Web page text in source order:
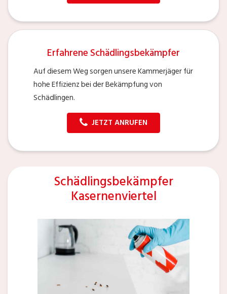
Erfahrene Schädlingsbekämpfer
Auf diesem Weg sorgen unsere Kammerjäger für
hohe Effizienz bei der Bekämpfung von
Schädlingen.
JETZT ANRUFEN
Schädlingsbekämpfer
Kasernenviertel